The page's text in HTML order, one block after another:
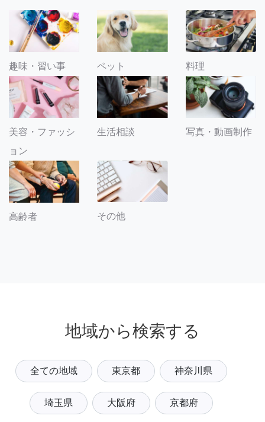
趣味・習い事 ペット 料理
美容・ファッシ
ョン
生活相談 写真・動画制作
高齢者 その他
地域から検索する
全ての地域 東京都 神奈川県
埼玉県 大阪府 京都府